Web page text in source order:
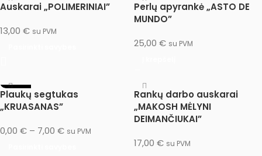
Auskarai „POLIMERINIAI”
13,00 € su PVM
Perlų apyrankė „ASTO DE
MUNDO”
25,00 € su PVM
-100%
IŠPARDUOTA
Plaukų segtukas
„KRUASANAS”
0,00 € – 7,00 € su PVM
Rankų darbo auskarai
„MAKOSH MĖLYNI
DEIMANČIUKAI”
17,00 € su PVM